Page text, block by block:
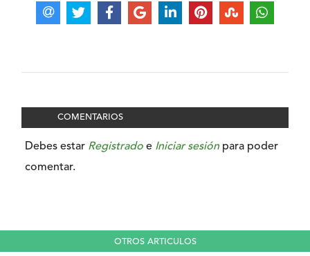
COMENTARIOS
Debes estar Registrado e Iniciar sesión para poder
comentar.
OTROS ARTICULOS